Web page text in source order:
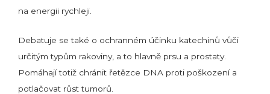
na energii rychleji.
Debatuje se také o ochranném účinku katechinů vůči
určitým typům rakoviny, a to hlavně prsu a prostaty.
Pomáhají totiž chránit řetězce DNA proti poškození a
potlačovat růst tumorů.